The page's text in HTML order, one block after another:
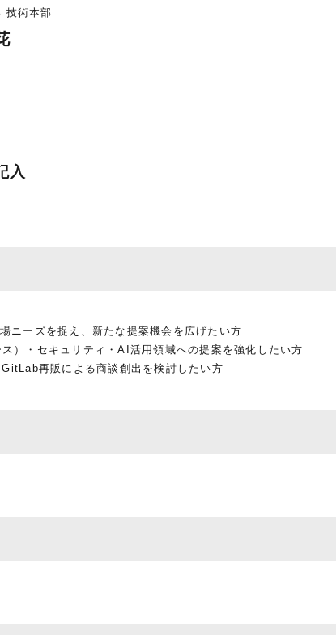
技術本部
入
ニーズを捉え、新たな提案機会を広げたい方
）・セキュリティ・AI活用領域への提案を強化したい方
再販による商談創出を検討したい方